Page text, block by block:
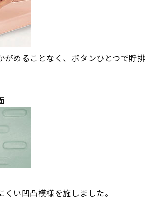
がめることなく、ボタンひとつで貯排
い凹凸模様を施しました。